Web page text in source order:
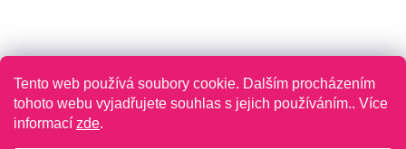
Tento web používá soubory cookie. Dalším procházením
tohoto webu vyjadřujete souhlas s jejich používáním.. Více
informací zde.